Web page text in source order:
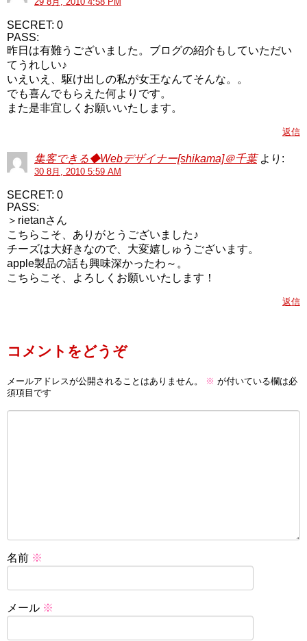
SECRET: 0
PASS:
昨日は有難うございました。ブログの紹介もしていただい
てうれしい♪
いえいえ、駆け出しの私が女王なんてそんな。。
でも喜んでもらえた何よりです。
また是非宜しくお願いいたします。
返信
集客できる◆Webデザイナー[shikama]＠千葉 より:
30 8月, 2010 5:59 AM
SECRET: 0
PASS:
＞rietanさん
こちらこそ、ありがとうございました♪
チーズは大好きなので、大変嬉しゅうございます。
apple製品の話も興味深かったわ～。
こちらこそ、よろしくお願いいたします！
返信
コメントをどうぞ
メールアドレスが公開されることはありません。 ※ が付いている欄は必
須項目です
名前 ※
メール ※